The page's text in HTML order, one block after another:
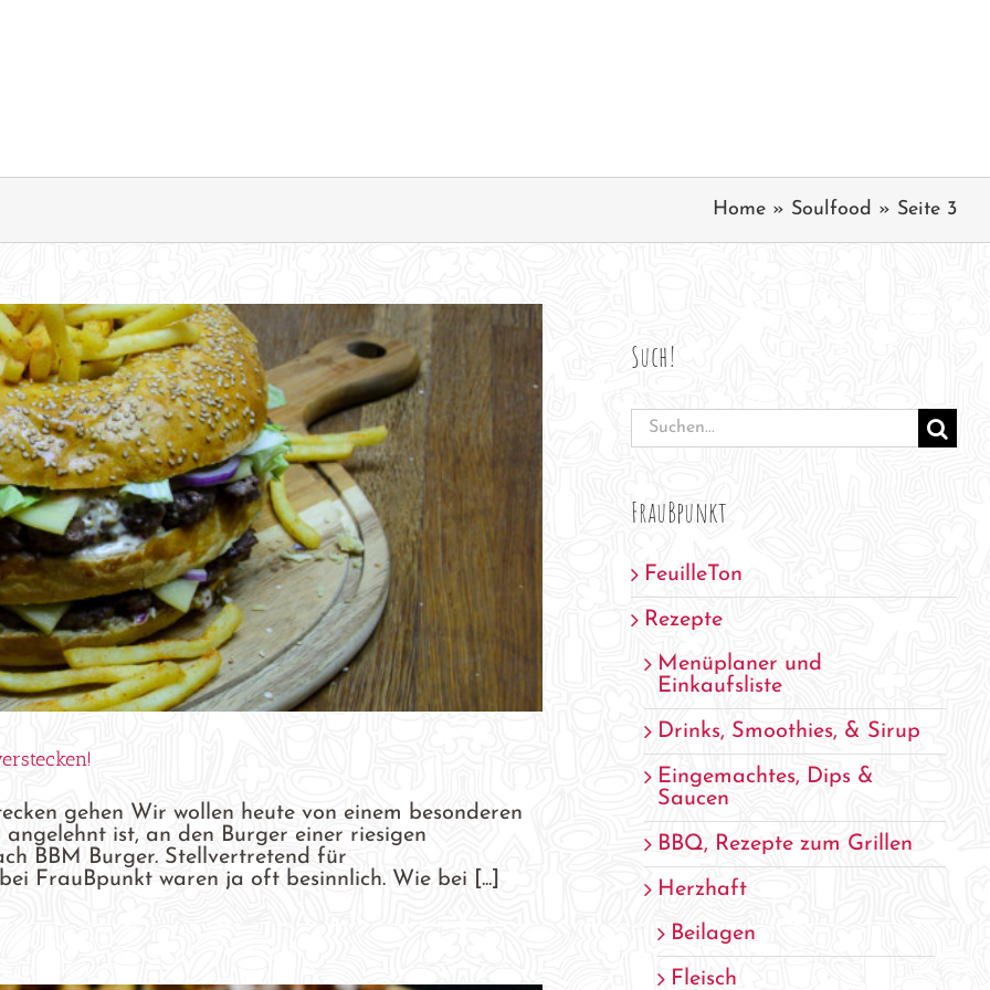
Home » Soulfood » Seite 3
gehen Wir wollen heute von einem besonderen
ist, an den Burger einer riesigen
BBM Burger. Stellvertretend für
FrauBpunkt waren ja oft besinnlich. Wie bei [...]
Such!
Suche
FrauBpunkt
FeuilleTon
Rezepte
Menüplaner und
Einkaufsliste
Drinks, Smoothies, & Sirup
Eingemachtes, Dips &
Saucen
BBQ, Rezepte zum Grillen
Herzhaft
Beilagen
Fleisch